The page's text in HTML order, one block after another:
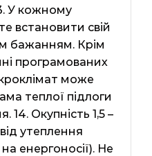
У кожному
встановити свій
бажанням. Крім
програмованих
може
теплої підлоги
14. Окупність 1,5 –
утеплення
енергоносії). Не